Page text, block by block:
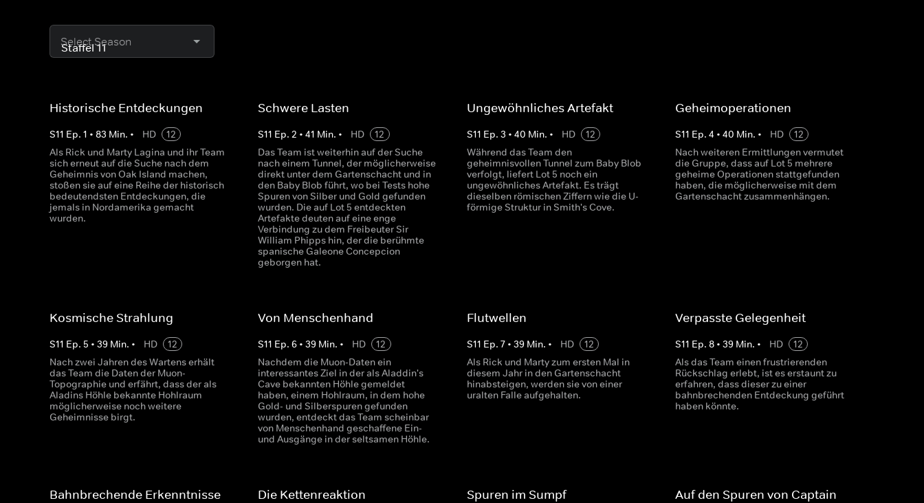
Select Season
Historische Entdeckungen
S11 Ep. 1 • 83 Min. • HD
12
Als Rick und Marty Lagina und ihr Team
sich erneut auf die Suche nach dem
Geheimnis von Oak Island machen,
stoßen sie auf eine Reihe der historisch
bedeutendsten Entdeckungen, die
jemals in Nordamerika gemacht
wurden.
Schwere Lasten
S11 Ep.2 •41 Min. • HD
12
Das Team ist weiterhin auf der Suche
nach einem Tunnel, der möglicherweise
direkt unter dem Gartenschacht und in
den Baby Blob führt, wo bei Tests hohe
Spuren von Silber und Gold gefunden
wurden. Die auf Lot 5 entdeckten
Artefakte deuten auf eine enge
Verbindung zu dem Freibeuter Sir
William Phipps hin, der die berühmte
spanische Galeone Concepcion
geborgen hat.
Ungewöhnliches Artefakt
S11 Ep. 3 • 40 Min. • HD
12
Während das Team den
geheimnisvollen Tunnel zum Baby Blob
verfolgt, liefert Lot 5 noch ein
ungewöhnliches Artefakt. Es trägt
dieselben römischen Ziffern wie die U-
förmige Struktur in Smith's Cove.
Geheimoperationen
S11 Ep. 4 • 40 Min. • HD
12
Nach weiteren Ermittlungen vermutet
die Gruppe, dass auf Lot 5 mehrere
geheime Operationen stattgefunden
haben, die möglicherweise mit dem
Gartenschacht zusammenhängen.
Kosmische Strahlung
S11 Ep. 5 • 39 Min. • HD
12
Nach zwei Jahren des Wartens erhält
das Team die Daten der Muon-
Topographie und erfährt, dass der als
Aladins Höhle bekannte Hohlraum
möglicherweise noch weitere
Geheimnisse birgt.
Von Menschenhand
S11 Ep.6 •39 Min. • HD
12
Nachdem die Muon-Daten ein
interessantes Ziel in der als Aladdin's
Cave bekannten Höhle gemeldet
haben, einem Hohlraum, in dem hohe
Gold- und Silberspuren gefunden
wurden, entdeckt das Team scheinbar
von Menschenhand geschaffene Ein-
und Ausgänge in der seltsamen Höhle.
Flutwellen
S11 Ep. 7• 39Min. • HD
12
Als Rick und Marty zum ersten Mal in
diesem Jahr in den Gartenschacht
hinabsteigen, werden sie von einer
uralten Falle aufgehalten.
Verpasste Gelegenheit
S11 Ep. 8• 39Min. • HD
12
Als das Team einen frustrierenden
Rückschlag erlebt, ist es erstaunt zu
erfahren, dass dieser zu einer
bahnbrechenden Entdeckung geführt
haben könnte.
Bahnbrechende Erkenntnisse Die Kettenreaktion Spuren im Sumpf
Auf den Spuren von Captain